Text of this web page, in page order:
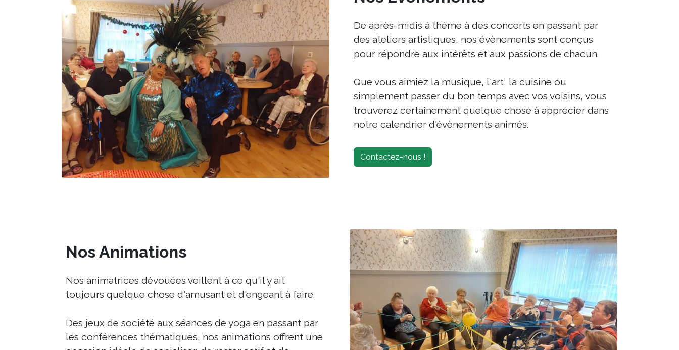
De après-midis à thème à des concerts en passant par
des ateliers artistiques, nos évènements sont conçus
pour répondre aux intérêts et aux passions de chacun.
Que vous aimiez la musique, l'art, la cuisine ou
simplement passer du bon temps avec vos voisins, vous
trouverez certainement quelque chose à apprécier dans
notre calendrier d'évènements animés.
Contactez-nous !
Nos Animations
Nos animatrices dévouées veillent à ce qu'il y ait
toujours quelque chose d'amusant et d'engeant à faire.
Des jeux de société aux séances de yoga en passant par
les conférences thématiques, nos animations offrent une